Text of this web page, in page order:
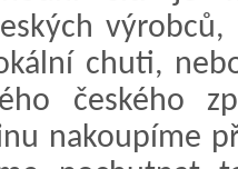
chuti,
českého
nakoupíme